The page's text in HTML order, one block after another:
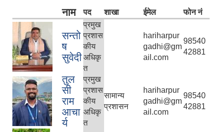
नाम पद शाखा ईमेल फोन नं
सन्तो
ष
सुवेदी
प्रमुख
प्रशास
कीय
अधिकृ
त
hariharpur
gadhi@gm
ail.com
98540
42881
तुल
सी
राम
आचा
र्य
प्रमुख
प्रशास
कीय
अधिकृ
त
सामान्य
प्रशासन
hariharpur
gadhi@gm
ail.com
98540
42881